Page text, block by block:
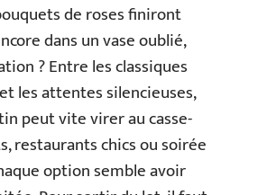
de roses finiront
dans un vase oublié,
? Entre les classiques
les attentes silencieuses,
peut vite virer au casse-
restaurants chics ou soirée
option semble avoir